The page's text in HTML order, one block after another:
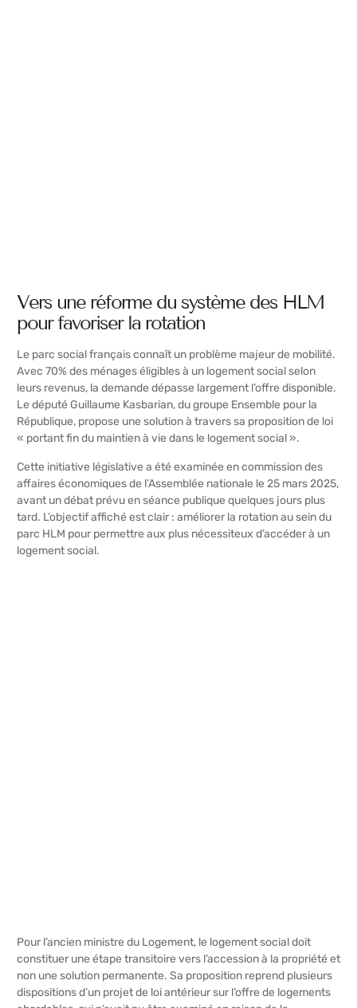
Vers une réforme du système des HLM
pour favoriser la rotation
Le parc social français connaît un problème majeur de mobilité.
Avec 70% des ménages éligibles à un logement social selon
leurs revenus, la demande dépasse largement l’offre disponible.
Le député Guillaume Kasbarian, du groupe Ensemble pour la
République, propose une solution à travers sa proposition de loi
« portant fin du maintien à vie dans le logement social ».
Cette initiative législative a été examinée en commission des
affaires économiques de l’Assemblée nationale le 25 mars 2025,
avant un débat prévu en séance publique quelques jours plus
tard. L’objectif affiché est clair : améliorer la rotation au sein du
parc HLM pour permettre aux plus nécessiteux d’accéder à un
logement social.
Pour l’ancien ministre du Logement, le logement social doit
constituer une étape transitoire vers l’accession à la propriété et
non une solution permanente. Sa proposition reprend plusieurs
dispositions d’un projet de loi antérieur sur l’offre de logements